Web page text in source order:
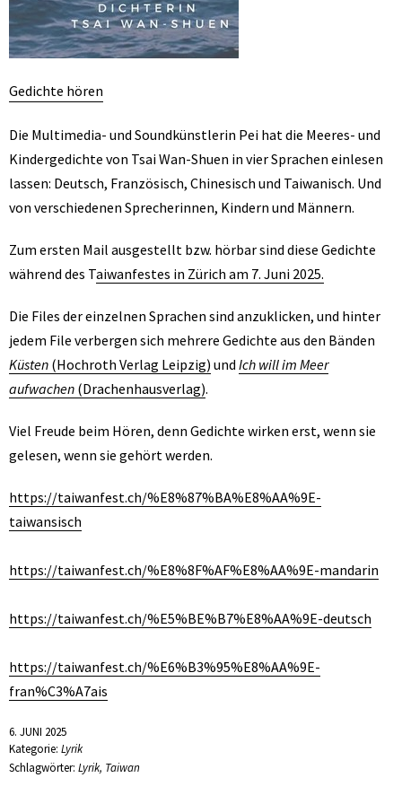
Gedichte hören
Die Multimedia- und Soundkünstlerin Pei hat die Meeres- und
Kindergedichte von Tsai Wan-Shuen in vier Sprachen einlesen
lassen: Deutsch, Französisch, Chinesisch und Taiwanisch. Und
von verschiedenen Sprecherinnen, Kindern und Männern.
Zum ersten Mail ausgestellt bzw. hörbar sind diese Gedichte
während des Taiwanfestes in Zürich am 7. Juni 2025.
Die Files der einzelnen Sprachen sind anzuklicken, und hinter
jedem File verbergen sich mehrere Gedichte aus den Bänden
Küsten (Hochroth Verlag Leipzig) und Ich will im Meer
aufwachen (Drachenhausverlag).
Viel Freude beim Hören, denn Gedichte wirken erst, wenn sie
gelesen, wenn sie gehört werden.
https://taiwanfest.ch/%E8%87%BA%E8%AA%9E-
taiwansisch
https://taiwanfest.ch/%E8%8F%AF%E8%AA%9E-mandarin
https://taiwanfest.ch/%E5%BE%B7%E8%AA%9E-deutsch
https://taiwanfest.ch/%E6%B3%95%E8%AA%9E-
fran%C3%A7ais
6. JUNI 2025
Kategorie: Lyrik
Schlagwörter: Lyrik, Taiwan